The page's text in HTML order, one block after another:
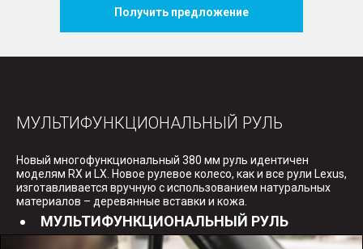
Получить предложение
МУЛЬТИФУНКЦИОНАЛЬНЫЙ РУЛЬ
Новый многофункциональный 380 мм руль идентичен
моделям RX и LX. Новое рулевое колесо, как и все рули Lexus,
изготавливается вручную с использованием натуральных
материалов – деревянные вставки и кожа.
МУЛЬТИФУНКЦИОНАЛЬНЫЙ РУЛЬ